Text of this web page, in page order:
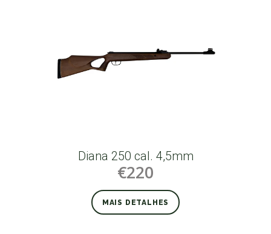
Diana 250 cal. 4,5mm
€220
MAIS DETALHES